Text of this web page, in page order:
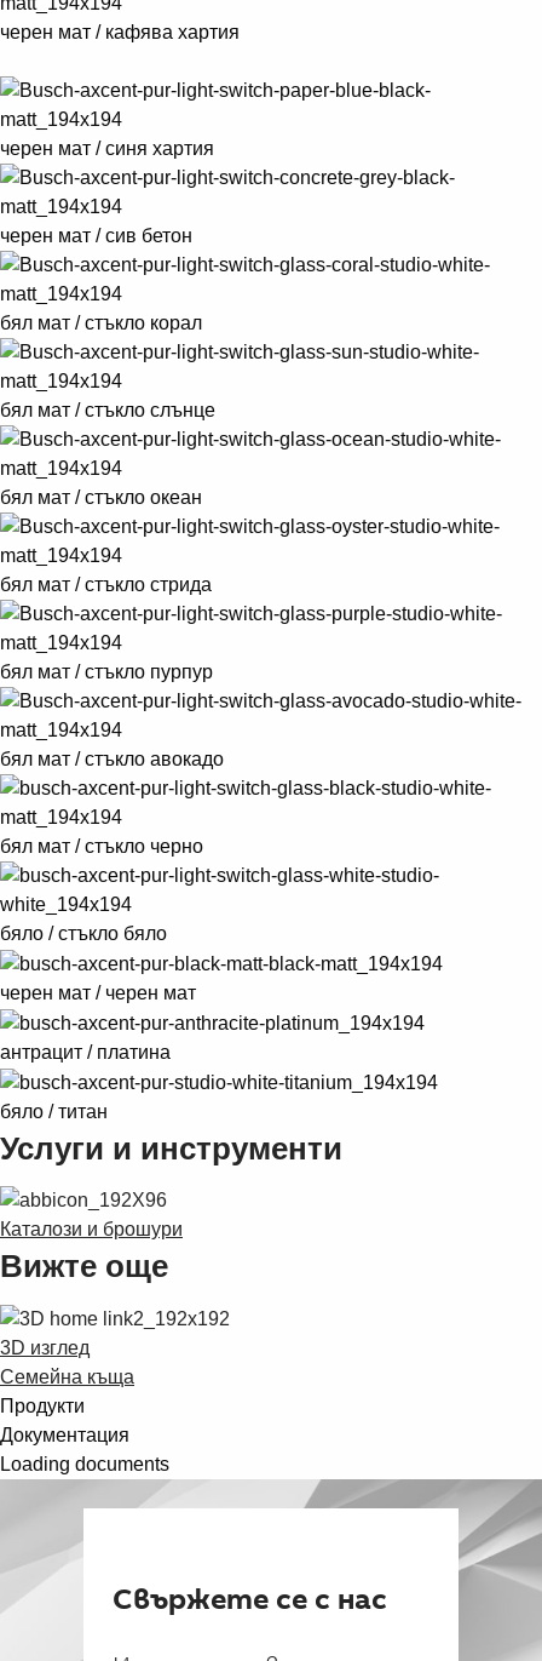
черен мат / кафява хартия
черен мат / синя хартия
черен мат / сив бетон
бял мат / стъкло корал
бял мат / стъкло слънце
бял мат / стъкло океан
бял мат / стъкло стрида
бял мат / стъкло пурпур
бял мат / стъкло авокадо
бял мат / стъкло черно
бяло / стъкло бяло
черен мат / черен мат
антрацит / платина
бяло / титан
Услуги и инструменти
Каталози и брошури
Вижте още
3D изглед
Семейна къща
Продукти
Документация
Loading documents
Свържете се с нас